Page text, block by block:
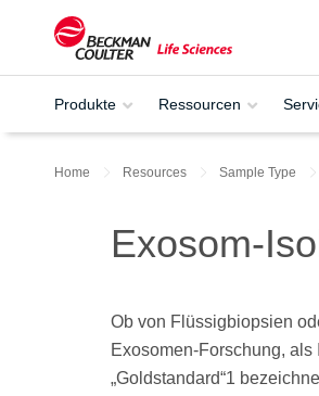
Produkte Ressourcen
Home Resources Sample Type
Exosom-
Ob von Flüssigbiopsien
Exosomen-Forschung,
„Goldstandard“1